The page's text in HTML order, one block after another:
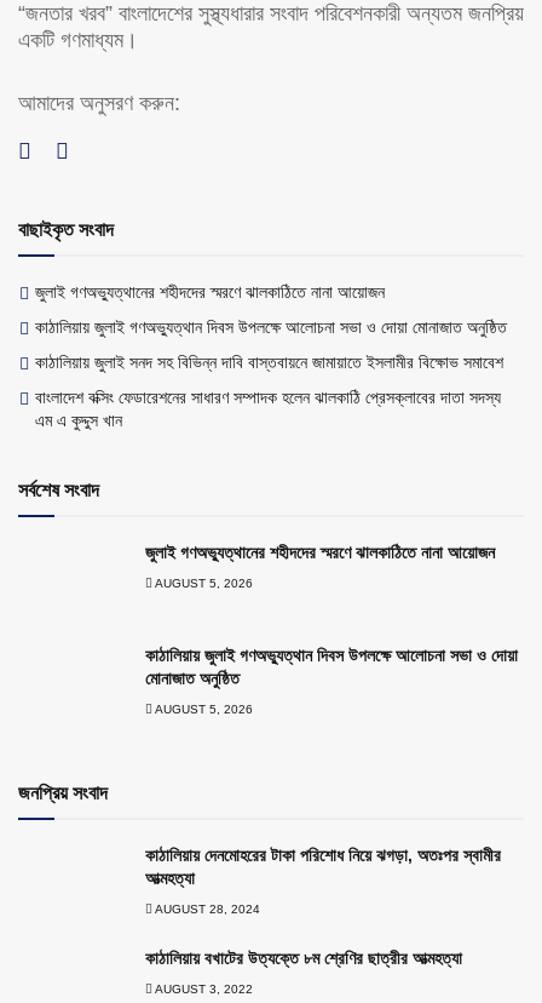
“জনতার খরব” বাংলাদেশের সুস্থ্যধারার সংবাদ পরিবেশনকারী অন্যতম জনপ্রিয়
একটি গণমাধ্যম।
আমাদের অনুসরণ করুন:
বাছাইকৃত সংবাদ
জুলাই গণঅভ্যুত্থানের শহীদদের স্মরণে ঝালকাঠিতে নানা আয়োজন
কাঠালিয়ায় জুলাই গণঅভ্যুত্থান দিবস উপলক্ষে আলোচনা সভা ও দোয়া মোনাজাত অনুষ্ঠিত
কাঠালিয়ায় জুলাই সনদ সহ বিভিন্ন দাবি বাস্তবায়নে জামায়াতে ইসলামীর বিক্ষোভ সমাবেশ
বাংলাদেশ বক্সিং ফেডারেশনের সাধারণ সম্পাদক হলেন ঝালকাঠি প্রেসক্লাবের দাতা সদস্য
এম এ কুদ্দুস খান
সর্বশেষ সংবাদ
জুলাই গণঅভ্যুত্থানের শহীদদের স্মরণে ঝালকাঠিতে নানা আয়োজন
AUGUST 5, 2026
কাঠালিয়ায় জুলাই গণঅভ্যুত্থান দিবস উপলক্ষে আলোচনা সভা ও দোয়া
মোনাজাত অনুষ্ঠিত
AUGUST 5, 2026
জনপ্রিয় সংবাদ
কাঠালিয়ায় দেনমোহরের টাকা পরিশোধ নিয়ে ঝগড়া, অতঃপর স্বামীর
আত্মহত্যা
AUGUST 28, 2024
কাঠালিয়ায় বখাটের উত্যক্তে ৮ম শ্রেণির ছাত্রীর আত্মহত্যা
AUGUST 3, 2022